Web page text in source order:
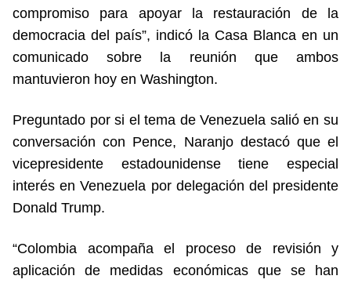
compromiso para apoyar la restauración de la
democracia del país”, indicó la Casa Blanca en un
comunicado sobre la reunión que ambos
mantuvieron hoy en Washington.
Preguntado por si el tema de Venezuela salió en su
conversación con Pence, Naranjo destacó que el
vicepresidente estadounidense tiene especial
interés en Venezuela por delegación del presidente
Donald Trump.
“Colombia acompaña el proceso de revisión y
aplicación de medidas económicas que se han